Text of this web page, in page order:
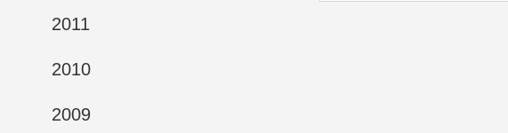
2011
2010
2009